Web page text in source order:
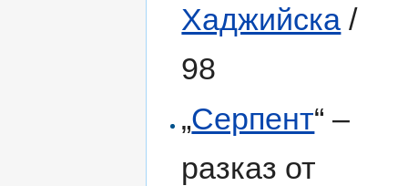
Хаджийска /
98
„Серпент“ –
разказ от